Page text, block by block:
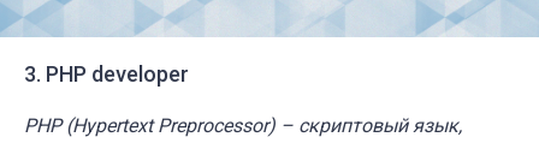
3. PHP developer
PHP (Hypertext Preprocessor) – скриптовый язык,